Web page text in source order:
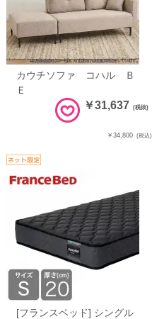
カウチソファ コハル Ｂ
Ｅ
￥31,637 (税抜)
￥34,800 (税込)
[フランスベッド] シングル